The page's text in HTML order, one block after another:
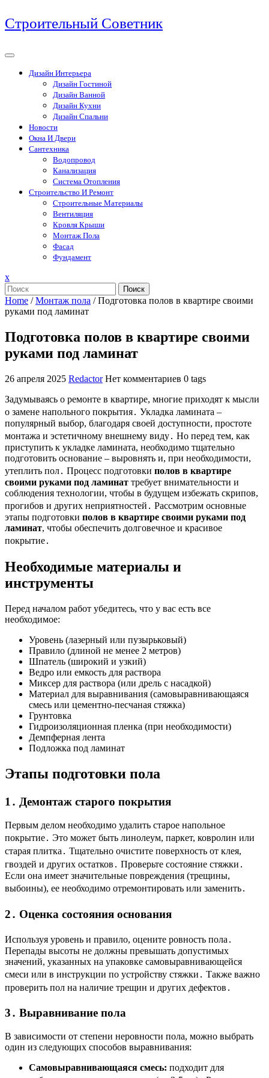
Перейти
к
Строительный Советник
Дизайн Интерьера
Дизайн Гостиной
Дизайн Ванной
Дизайн Кухни
Дизайн Спальни
Новости
Окна И Двери
Сантехника
Водопровод
Канализация
Система Отопления
Строительство И Ремонт
Строительные Материалы
Вентиляция
Кровля Крыши
Монтаж Пола
Фасад
Фундамент
xЗакрыть
меню
Поиск
Home /Монтаж пола /Подготовка полов в квартире своими
руками под ламинат
Подготовка полов в квартире своими
руками под ламинат
26 апреля 2025 Redactor Нет комментариев 0 tags
Задумываясь о ремонте в квартире, многие приходят к мысли
о замене напольного покрытия․ Укладка ламината –
популярный выбор, благодаря своей доступности, простоте
монтажа и эстетичному внешнему виду․ Но перед тем, как
приступить к укладке ламината, необходимо тщательно
подготовить основание – выровнять и, при необходимости,
утеплить пол․ Процесс подготовки полов в квартире
своими руками под ламинат требует внимательности и
соблюдения технологии, чтобы в будущем избежать скрипов,
прогибов и других неприятностей․ Рассмотрим основные
этапы подготовки полов в квартире своими руками под
ламинат, чтобы обеспечить долговечное и красивое
покрытие․
Необходимые материалы и
инструменты
Перед началом работ убедитесь, что у вас есть все
необходимое:
Уровень (лазерный или пузырьковый)
Правило (длиной не менее 2 метров)
Шпатель (широкий и узкий)
Ведро или емкость для раствора
Миксер для раствора (или дрель с насадкой)
Материал для выравнивания (самовыравнивающаяся
смесь или цементно-песчаная стяжка)
Грунтовка
Гидроизоляционная пленка (при необходимости)
Демпферная лента
Подложка под ламинат
Этапы подготовки пола
1․ Демонтаж старого покрытия
Первым делом необходимо удалить старое напольное
покрытие․ Это может быть линолеум, паркет, ковролин или
старая плитка․ Тщательно очистите поверхность от клея,
гвоздей и других остатков․ Проверьте состояние стяжки․
Если она имеет значительные повреждения (трещины,
выбоины), ее необходимо отремонтировать или заменить․
2․ Оценка состояния основания
Используя уровень и правило, оцените ровность пола․
Перепады высоты не должны превышать допустимых
значений, указанных на упаковке самовыравнивающейся
смеси или в инструкции по устройству стяжки․ Также важно
проверить пол на наличие трещин и других дефектов․
3․ Выравнивание пола
В зависимости от степени неровности пола, можно выбрать
один из следующих способов выравнивания:
Самовыравнивающаяся смесь: подходит для